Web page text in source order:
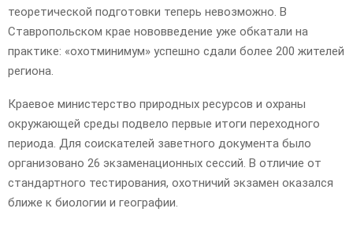
теоретической подготовки теперь невозможно. В
Ставропольском крае нововведение уже обкатали на
практике: «охотминимум» успешно сдали более 200 жителей
региона.
Краевое министерство природных ресурсов и охраны
окружающей среды подвело первые итоги переходного
периода. Для соискателей заветного документа было
организовано 26 экзаменационных сессий. В отличие от
стандартного тестирования, охотничий экзамен оказался
ближе к биологии и географии.